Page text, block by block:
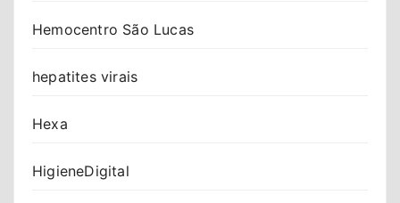
Hemocentro São Lucas
hepatites virais
Hexa
HigieneDigital